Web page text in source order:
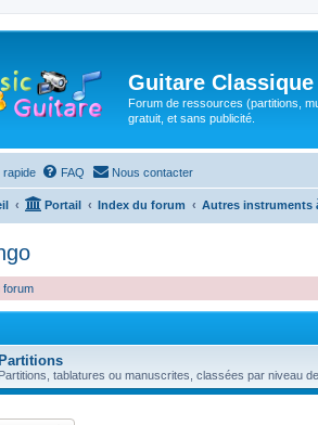
Guitare Classique
Forum de ressources (partitions,
gratuit, et sans publicité.
rapide FAQ Nous contacter
Portail Index du forum Autres instruments
forum
Partitions
Partitions, tablatures ou manuscrites, classées par niveau